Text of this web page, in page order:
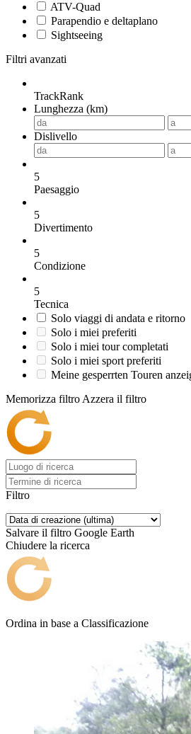
ATV-Quad
Parapendio e deltaplano
Sightseeing
Filtri avanzati
TrackRank
Lunghezza (km)
Dislivello
5
Paesaggio
5
Divertimento
5
Condizione
5
Tecnica
Solo viaggi di andata e ritorno
Solo i miei preferiti
Solo i miei tour completati
Solo i miei sport preferiti
Meine gesperrten Touren
Memorizza filtro Azzera il filtro
Filtro
Salvare il filtro Google Earth
Chiudere la ricerca
Ordina in base a Classificazione